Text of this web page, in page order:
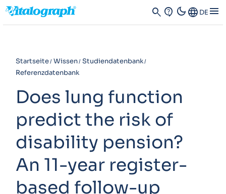
search contact_support dark_modeLanguage DE menu
Startseite Wissen Studiendatenbank
Referenzdatenbank
Does lung function
predict the risk of
disability pension?
An 11-year register-
based follow-up